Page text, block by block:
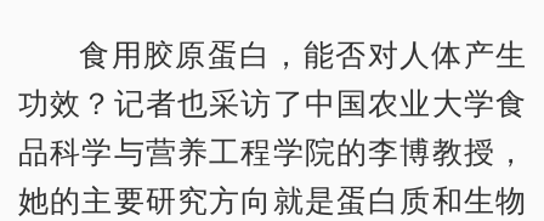
食用胶原蛋白，能否对人体产生
功效？记者也采访了中国农业大学食
品科学与营养工程学院的李博教授，
她的主要研究方向就是蛋白质和生物